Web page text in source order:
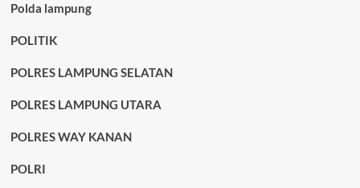
Polda lampung
POLITIK
POLRES LAMPUNG SELATAN
POLRES LAMPUNG UTARA
POLRES WAY KANAN
POLRI